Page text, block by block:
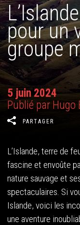
pour un
groupe
5 juin 2024
Publié par Hugo
PARTAGER
L’Islande, terre de
fascine et envoûte
nature sauvage et
spectaculaires. Si
Islande, voici les
une aventure